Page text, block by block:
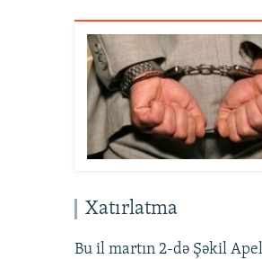
Xatırlatma
Bu il martın 2-də Şəkil